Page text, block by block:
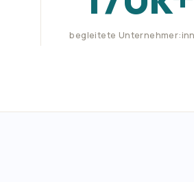
begleitete